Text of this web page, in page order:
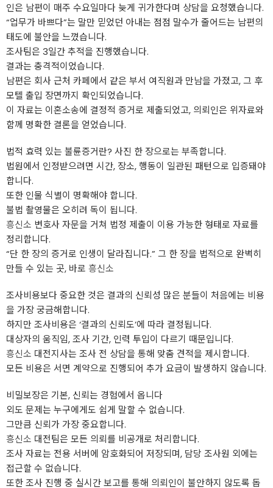
인은 남편이 매주 수요일마다 늦게 귀가한다며 상담을 요청했습니다.
“업무가 바쁘다”는 말만 믿었던 아내는 점점 말수가 줄어드는 남편의
태도에 불안을 느꼈습니다.
조사팀은 3일간 추적을 진행했습니다.
결과는 충격적이었습니다.
남편은 회사 근처 카페에서 같은 부서 여직원과 만남을 가졌고, 그 후
모텔 출입 장면까지 확인되었습니다.
이 자료는 이혼소송에 결정적 증거로 제출되었고, 의뢰인은 위자료와
함께 명확한 결론을 얻었습니다.
법적 효력 있는 불륜증거란? 사진 한 장으로는 부족합니다.
법원에서 인정받으려면 시간, 장소, 행동이 일관된 패턴으로 입증돼야
합니다.
또한 인물 식별이 명확해야 합니다.
불법 촬영물은 오히려 독이 됩니다.
흥신소 변호사 자문을 거쳐 법정 제출이 이용 가능한 형태로 자료를
정리합니다.
“단 한 장의 증거로 인생이 달라집니다.” 그 한 장을 법적으로 완벽히
만들 수 있는 곳, 바로 흥신소
조사비용보다 중요한 것은 결과의 신뢰성 많은 분들이 처음에는 비용
을 가장 궁금해합니다.
하지만 조사비용은 ‘결과의 신뢰도’에 따라 결정됩니다.
대상자의 움직임, 조사 기간, 인력 투입이 다르기 때문입니다.
흥신소 대전지사는 조사 전 상담을 통해 맞춤 견적을 제시합니다.
모든 비용은 서면 계약으로 진행되어 추가 요금이 발생하지 않습니다.
비밀보장은 기본, 신뢰는 경험에서 옵니다
외도 문제는 누구에게도 쉽게 말할 수 없습니다.
그만큼 신뢰가 가장 중요합니다.
흥신소 대전팀은 모든 의뢰를 비공개로 처리합니다.
조사 자료는 전용 서버에 암호화되어 저장되며, 담당 조사원 외에는
접근할 수 없습니다.
또한 조사 진행 중 실시간 보고를 통해 의뢰인이 불안하지 않도록 돕